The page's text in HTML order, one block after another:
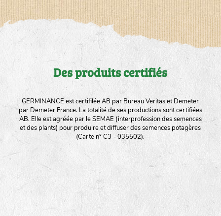
Des produits certifiés
GERMINANCE est certifilée AB par Bureau Veritas et Demeter
par Demeter France. La totalité de ses productions sont certifiées
AB. Elle est agréée par le SEMAE (interprofession des semences
et des plants) pour produire et diffuser des semences potagères
(Carte n° C3 - 035502).